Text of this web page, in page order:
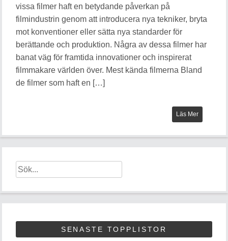
vissa filmer haft en betydande påverkan på
filmindustrin genom att introducera nya tekniker, bryta
mot konventioner eller sätta nya standarder för
berättande och produktion. Några av dessa filmer har
banat väg för framtida innovationer och inspirerat
filmmakare världen över. Mest kända filmerna Bland
de filmer som haft en […]
Läs Mer
SENASTE TOPPLISTOR